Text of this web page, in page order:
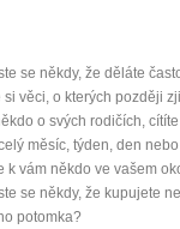
se někdy, že děláte
si věci, o kterých později
o svých rodičích,
měsíc, týden, den
k vám někdo ve vašem
se někdy, že kupujete
potomka?